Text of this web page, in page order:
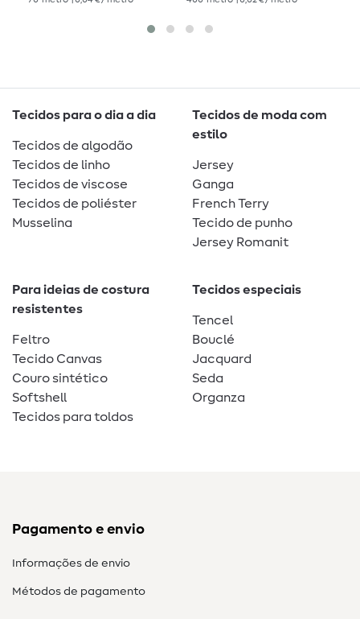
Tecidos para o dia a dia
Tecidos de algodão
Tecidos de linho
Tecidos de viscose
Tecidos de poliéster
Musselina
Tecidos de moda com
estilo
Jersey
Ganga
French Terry
Tecido de punho
Jersey Romanit
Para ideias de costura
resistentes
Feltro
Tecido Canvas
Couro sintético
Softshell
Tecidos para toldos
Tecidos especiais
Tencel
Bouclé
Jacquard
Seda
Organza
Pagamento e envio
Informações de envio
Métodos de pagamento